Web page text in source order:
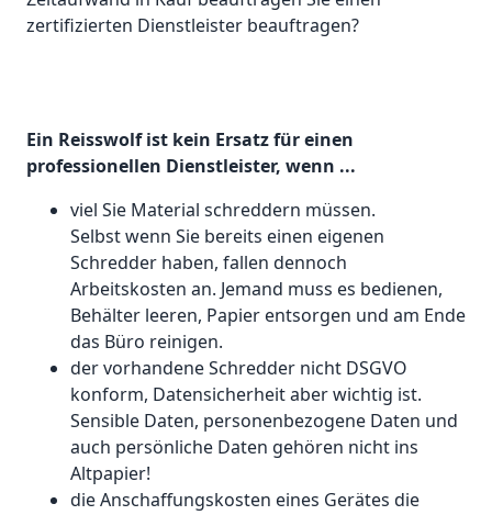
zertifizierten Dienstleister beauftragen?
Ein Reisswolf ist kein Ersatz für einen
professionellen Dienstleister, wenn ...
viel Sie Material schreddern müssen.
Selbst wenn Sie bereits einen eigenen
Schredder haben, fallen dennoch
Arbeitskosten an. Jemand muss es bedienen,
Behälter leeren, Papier entsorgen und am Ende
das Büro reinigen.
der vorhandene Schredder nicht DSGVO
konform, Datensicherheit aber wichtig ist.
Sensible Daten, personenbezogene Daten und
auch persönliche Daten gehören nicht ins
Altpapier!
die Anschaffungskosten eines Gerätes die